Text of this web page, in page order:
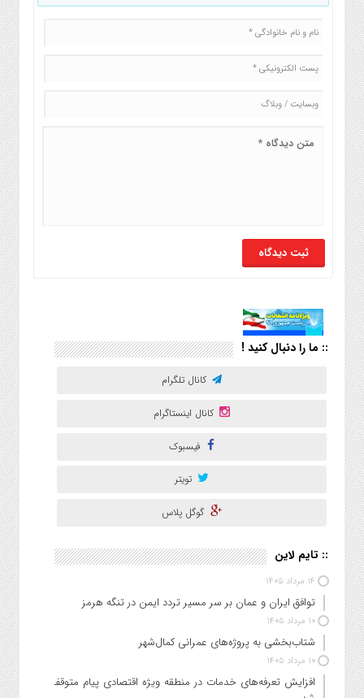
:: ما را دنبال کنید !
کانال تلگرام
کانال اینستاگرام
فیسبوک
تویتر
گوگل پلاس
:: تایم لاین
۱۴ مرداد ۱۴۰۵
توافق ایران و عمان بر سر مسیر تردد ایمن در تنگه هرمز
۱۰ مرداد ۱۴۰۵
شتاب‌بخشی به پروژه‌های عمرانی کمال‌شهر
۱۰ مرداد ۱۴۰۵
افزایش تعرفه‌های خدمات در منطقه ویژه اقتصادی پیام متوقف